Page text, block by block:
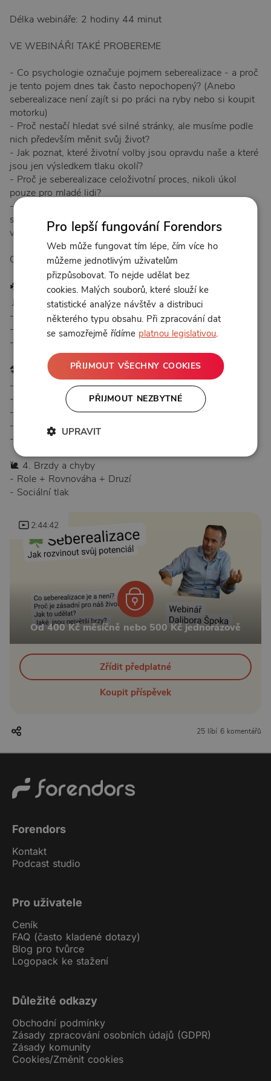
Délka webináře: 2 hodiny 44 minut
VE WEBINÁŘI TAKÉ PROBEREME
- Co psychologie označuje pojmem seberealizace - a proč
je tento pojem dnes tak často nepochopený? (Anebo
seberealizace není zajít si po práci na ryby nebo si koupit
motorku)
- Proč nestačí hledat své silné stránky, ale musíme podle
nich především měnit svůj život?
- Jak poznat, které životní volby jsou opravdu naše a které
jsou jen výsledkem tlaku okolí?
- Proč je seberealizace celoživotní proces, nikoli úkol
pouze pro mladé lidi?
- Jak rozvíjet vlastní osobnost tak, aby nás vedla nejen ke
spokojenosti, ale také ke smyslu, hlubším vztahům a
vytváření hodnoty pro druhé?
OBSAH WEBINÁŘE
☘️ 1. Co je seberealizace a co to není
🚩 2. Proč je to důležité?
- Psychologicky
- Z pohledu spirituality
- V současnosti
🛠️ 3. Jak to udělat
- Znalost + Připomínání si
- Sebepoznání
- Osobnostní změna/rozvoj
- Volby a rozhodování
- Zkoušení a experimentování
🐌 4. Brzdy a chyby
- Role + Rovnováha + Druzí
- Sociální tlak
2:44:42
Od 400 Kč měsíčně nebo 500 Kč jednorázově
Zřídit předplatné
Koupit příspěvek
25 líbí 6 komentářů
Forendors
Kontakt
Podcast studio
Pro uživatele
Ceník
FAQ (často kladené dotazy)
Blog pro tvůrce
Logopack ke stažení
Důležité odkazy
Obchodní podmínky
Zásady zpracování osobních údajů (GDPR)
Zásady komunity
Cookies/Změnit cookies
Pro lepší fungování Forendors
Web může fungovat tím lépe, čím více ho
můžeme jednotlivým uživatelům
přizpůsobovat. To nejde udělat bez
cookies. Malých souborů, které slouží ke
statistické analýze návštěv a distribuci
některého typu obsahu. Při zpracování dat
se samozřejmě řídíme platnou legislativou.
PŘIJMOUT VŠECHNY COOKIES
PŘIJMOUT NEZBYTNÉ
UPRAVIT